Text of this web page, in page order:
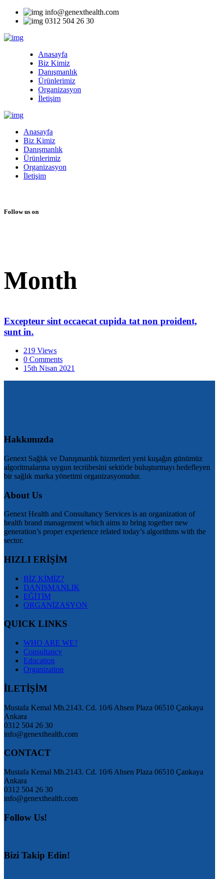
info@genexthealth.com
0312 504 26 30
Anasayfa
Biz Kimiz
Danışmanlık
Ürünlerimiz
Organizasyon
İletişim
Anasayfa
Biz Kimiz
Danışmanlık
Ürünlerimiz
Organizasyon
İletişim
Follow us on
Month
Excepteur sint occaecat cupida tat non proident,
sunt in.
219 Views
0 Comments
15th Nisan 2021
Hakkımızda
Genext Sağlık ve Danışmanlık hizmetleri yeni kuşağın günümüz
algoritmalarına uygun tecrübesini sektörle buluşturmayı hedefleyen
bir sağlık marka yönetimi organizasyonudur.
About Us
Genext Health and Consultancy Services is an organization of
health brand management which aims to bring together new
generation’s proper experience related today’s algorithms with the
sector.
HIZLI ERİŞİM
BİZ KİMİZ?
DANIŞMANLIK
EĞİTİM
ORGANİZASYON
QUICK LINKS
WHO ARE WE?
Consultancy
Education
Organization
İLETİŞİM
Mustafa Kemal Mh.2143. Cd. 10/6 Ahsen Plaza 06510 Çankaya
Ankara
0312 504 26 30
info@genexthealth.com
CONTACT
Mustafa Kemal Mh.2143. Cd. 10/6 Ahsen Plaza 06510 Çankaya
Ankara
0312 504 26 30
info@genexthealth.com
Follow Us!
Bizi Takip Edin!